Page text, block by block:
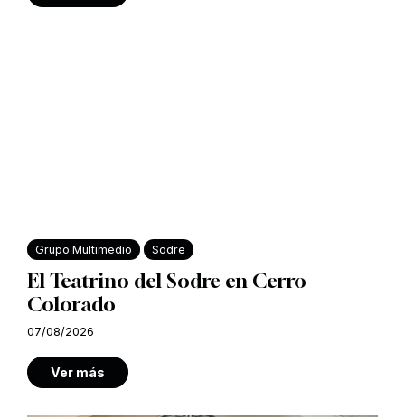
Grupo Multimedio Sodre
El Teatrino del Sodre en Cerro
Colorado
07/08/2026
Ver más